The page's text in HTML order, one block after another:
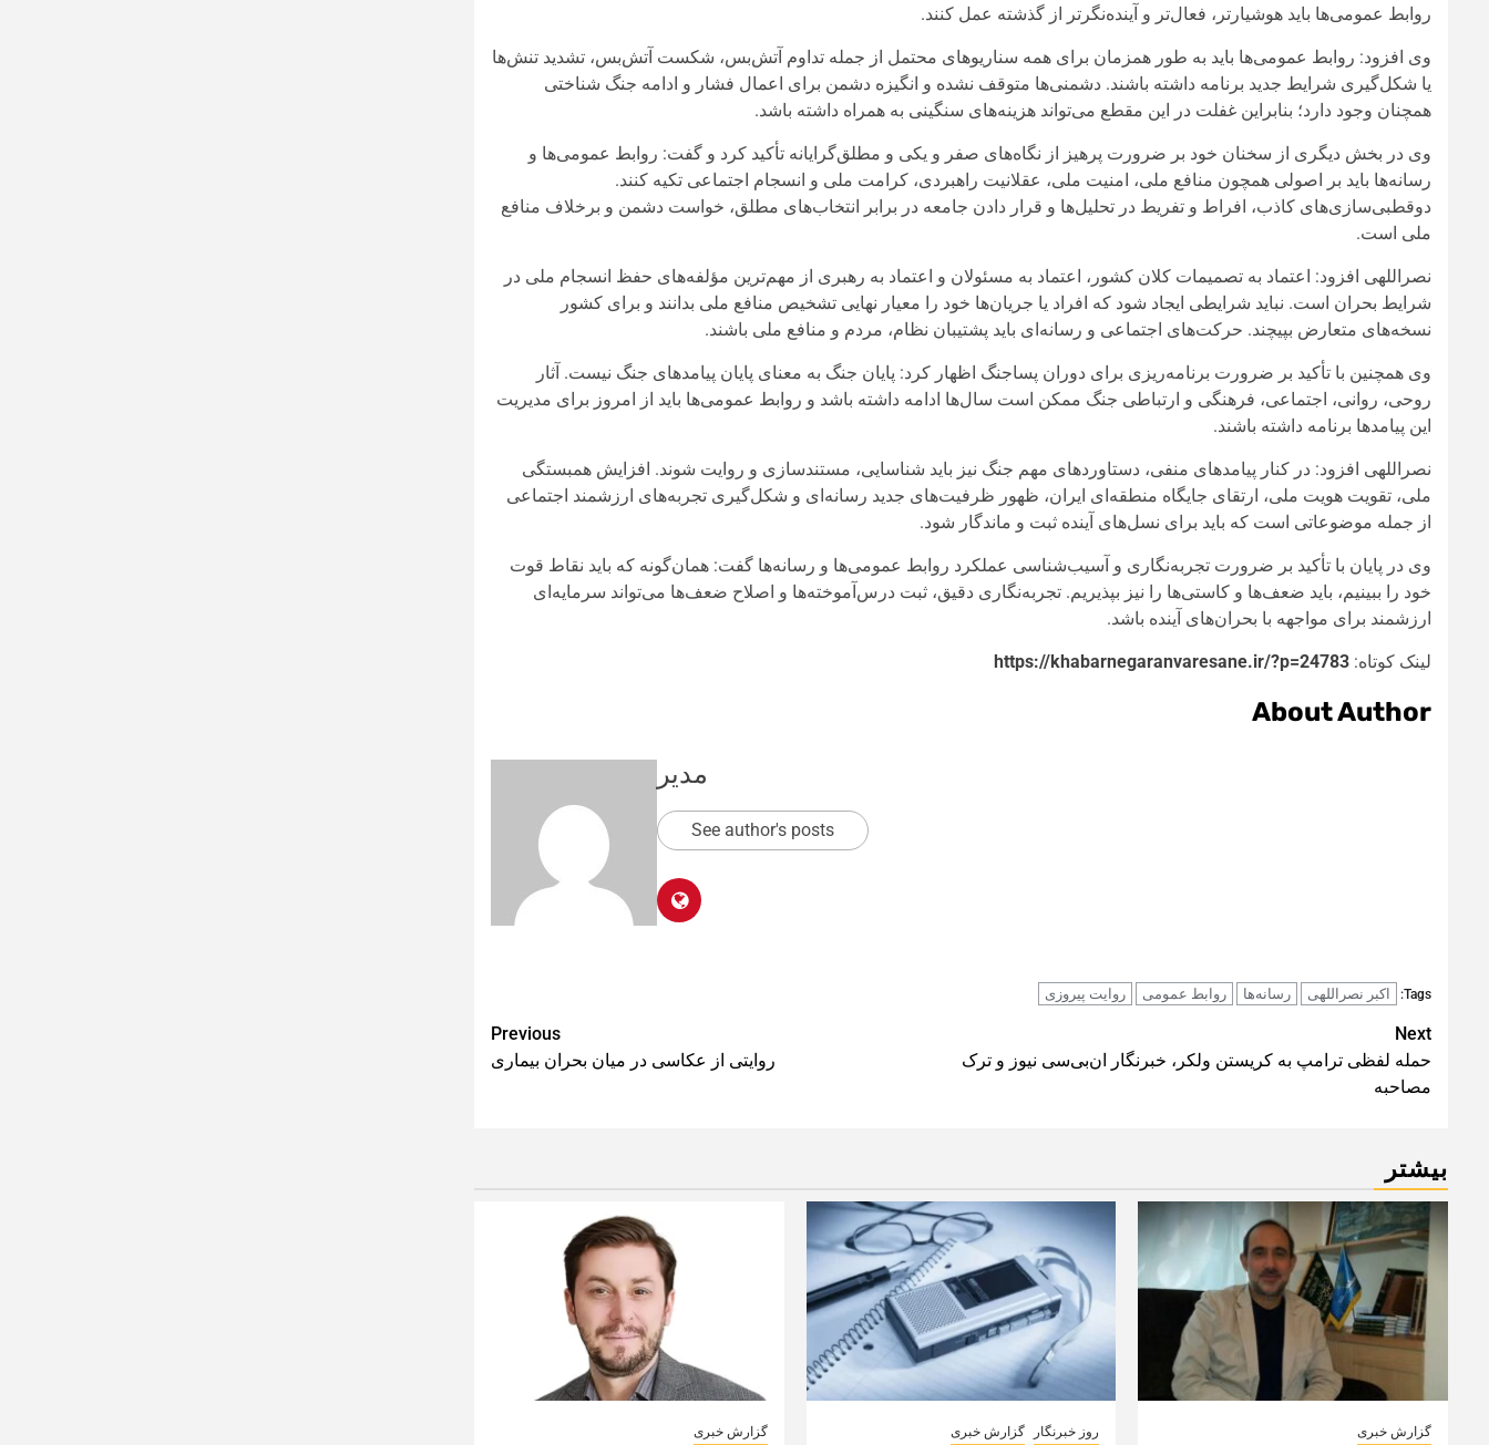
روابط عمومی‌ها باید هوشیارتر، فعال‌تر و آینده‌نگرتر از گذشته عمل کنند.
وی افزود: روابط عمومی‌ها باید به طور همزمان برای همه سناریوهای محتمل از جمله تداوم آتش‌بس، شکست آتش‌بس، تشدید تنش‌ها
یا شکل‌گیری شرایط جدید برنامه داشته باشند. دشمنی‌ها متوقف نشده و انگیزه دشمن برای اعمال فشار و ادامه جنگ شناختی
همچنان وجود دارد؛ بنابراین غفلت در این مقطع می‌تواند هزینه‌های سنگینی به همراه داشته باشد.
وی در بخش دیگری از سخنان خود بر ضرورت پرهیز از نگاه‌های صفر و یکی و مطلق‌گرایانه تأکید کرد و گفت: روابط عمومی‌ها و
رسانه‌ها باید بر اصولی همچون منافع ملی، امنیت ملی، عقلانیت راهبردی، کرامت ملی و انسجام اجتماعی تکیه کنند.
دوقطبی‌سازی‌های کاذب، افراط و تفریط در تحلیل‌ها و قرار دادن جامعه در برابر انتخاب‌های مطلق، خواست دشمن و برخلاف منافع
ملی است.
نصراللهی افزود: اعتماد به تصمیمات کلان کشور، اعتماد به مسئولان و اعتماد به رهبری از مهم‌ترین مؤلفه‌های حفظ انسجام ملی در
شرایط بحران است. نباید شرایطی ایجاد شود که افراد یا جریان‌ها خود را معیار نهایی تشخیص منافع ملی بدانند و برای کشور
نسخه‌های متعارض بپیچند. حرکت‌های اجتماعی و رسانه‌ای باید پشتیبان نظام، مردم و منافع ملی باشند.
وی همچنین با تأکید بر ضرورت برنامه‌ریزی برای دوران پساجنگ اظهار کرد: پایان جنگ به معنای پایان پیامدهای جنگ نیست. آثار
روحی، روانی، اجتماعی، فرهنگی و ارتباطی جنگ ممکن است سال‌ها ادامه داشته باشد و روابط عمومی‌ها باید از امروز برای مدیریت
این پیامدها برنامه داشته باشند.
نصراللهی افزود: در کنار پیامدهای منفی، دستاوردهای مهم جنگ نیز باید شناسایی، مستندسازی و روایت شوند. افزایش همبستگی
ملی، تقویت هویت ملی، ارتقای جایگاه منطقه‌ای ایران، ظهور ظرفیت‌های جدید رسانه‌ای و شکل‌گیری تجربه‌های ارزشمند اجتماعی
از جمله موضوعاتی است که باید برای نسل‌های آینده ثبت و ماندگار شود.
وی در پایان با تأکید بر ضرورت تجربه‌نگاری و آسیب‌شناسی عملکرد روابط عمومی‌ها و رسانه‌ها گفت: همان‌گونه که باید نقاط قوت
خود را ببینیم، باید ضعف‌ها و کاستی‌ها را نیز بپذیریم. تجربه‌نگاری دقیق، ثبت درس‌آموخته‌ها و اصلاح ضعف‌ها می‌تواند سرمایه‌ای
ارزشمند برای مواجهه با بحران‌های آینده باشد.
لینک کوتاه: https://khabarnegaranvaresane.ir/?p=24783
About Author
مدیر
See author's posts
Tags: اکبر نصراللهی رسانه‌ها روابط عمومی روایت پیروزی
Post
navigation
Previous
روایتی از عکاسی در میان بحران بیماری
Next
حمله لفظی ترامپ به کریستن ولکر، خبرنگار ان‌بی‌سی نیوز و ترک
مصاحبه
بیشتر
گزارش خبری روز خبرنگار گزارش خبری گزارش خبری